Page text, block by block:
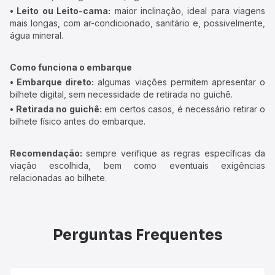
• Leito ou Leito-cama: maior inclinação, ideal para viagens
mais longas, com ar-condicionado, sanitário e, possivelmente,
água mineral.
Como funciona o embarque
• Embarque direto: algumas viações permitem apresentar o
bilhete digital, sem necessidade de retirada no guichê.
• Retirada no guichê: em certos casos, é necessário retirar o
bilhete físico antes do embarque.
Recomendação: sempre verifique as regras específicas da
viação escolhida, bem como eventuais exigências
relacionadas ao bilhete.
Perguntas Frequentes